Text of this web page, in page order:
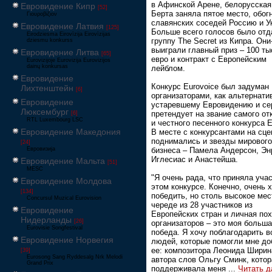
Евровидение Кипр [52]
Γιουροβίζιον
Евровидение Латвия [125]
Eirodziesma Eirovīzija Eirovīzijas
dziesmu konkurss
Евровидение Литва [65]
Eurovizijoje Eurovizija Eurovizijos
dainų konkursas
Евровидение
Лихтенштейн [6]
Евровидение
Люксембург [6]
RTL Luxembourg LSC
Евровидение Македония
[24]
Евровизија
Евровидение Мальта [51]
MESC
Евровидение Молдова
[134]
Concursul Muzical Eurovision
Евровидение
Нидерланды [26]
Eurovisie Songfestival
Евровидение Норвегия
[39]
Eurosong Sang Ryddesalg Nrk Melodi
Grand Prix
в Афинской Арене,
Берта заняла пятое место,
славянских соседей Россию и
Больше всего голосов было
группу The Secret из Кипра.
выиграли главный приз – 100
евро и контракт с Европейским
лейблом.
Конкурс Eurovoice был задуман
организаторами, как
устаревшему Евровидению и
претендует на звание самого
и честного песенного конкурса
В месте с конкурсантами на
поднимались и звезды
бизнеса – Памела Андерсон,
Иглесиас и Анастейша.
"Я очень рада, что приняла
этом конкурсе. Конечно, очень
победить, но столь высокое
череде из 28 участников из
Европейских стран и личная
организаторов – это моя
победа. Я хочу поблагодарить
людей, которые помогли мне
ее: композитора Леонида
автора слов Ольгу Сминк,
поддерживала меня ... Читать